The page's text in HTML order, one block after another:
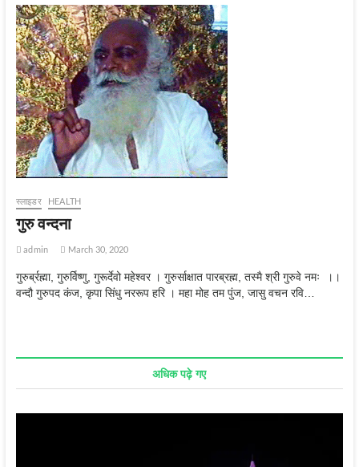
स्‍लाइडर HEALTH
गुरु वन्‍दना
admin March 30, 2020
गुरुर्ब्रह्मा, गुरुर्विष्णु, गुरूर्देवो महेश्वर । गुरुर्साक्षात पारब्रह्म, तस्मै श्री गुरुवे नमः ।।
वन्दौ गुरुपद कंज, कृपा सिंधु नररूप हरि । महा मोह तम पुंज, जासु वचन रवि…
अधिक पढ़े गए